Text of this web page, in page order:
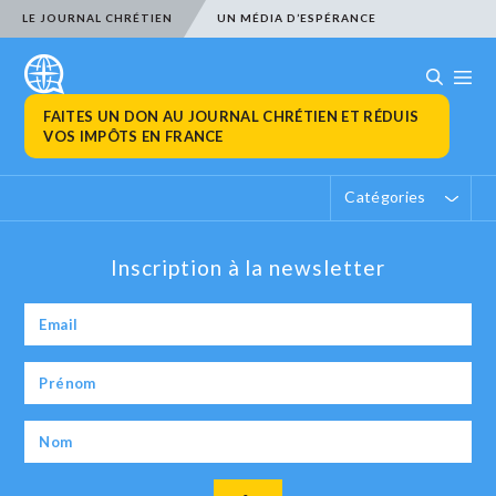
LE JOURNAL CHRÉTIEN UN MÉDIA D’ESPÉRANCE
FAITES UN DON AU JOURNAL CHRÉTIEN ET RÉDUIS
VOS IMPÔTS EN FRANCE
Catégories
Inscription à la newsletter